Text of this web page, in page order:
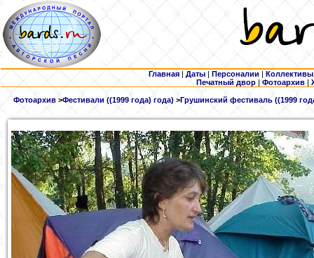
Главная | Даты | Персоналии | Коллективы
Печатный двор |Фотоархив |
Фотоархив >Фестивали ((1999 года) года) >Грушинский фестиваль ((1999